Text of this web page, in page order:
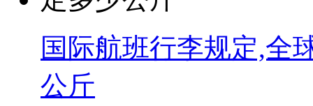
国际航班行李规定,全
公斤